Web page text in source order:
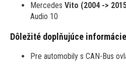
Mercedes Vito (2004 ->
Audio 10
Dôležité doplňujúce informácie
Pre automobily s CAN-Bus